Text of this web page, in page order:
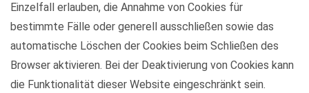
Einzelfall erlauben, die Annahme von Cookies für
bestimmte Fälle oder generell ausschließen sowie das
automatische Löschen der Cookies beim Schließen des
Browser aktivieren. Bei der Deaktivierung von Cookies kann
die Funktionalität dieser Website eingeschränkt sein.